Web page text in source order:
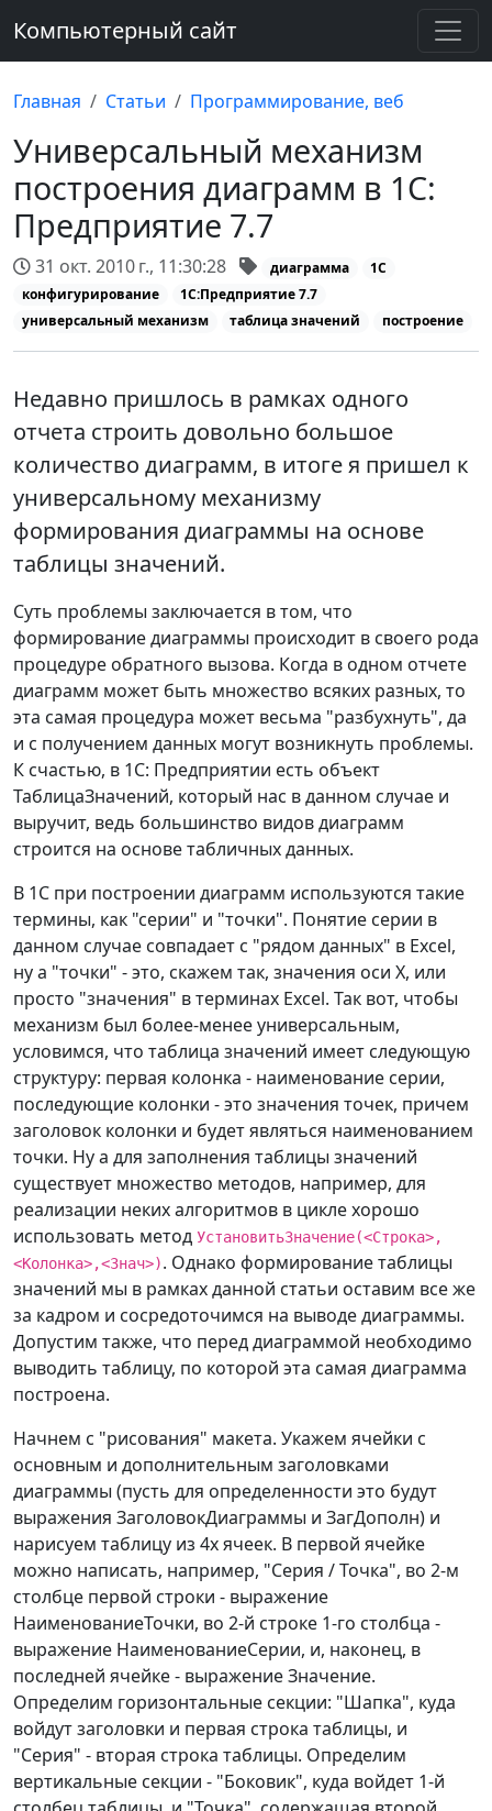
Компьютерный сайт
Главная Статьи Программирование, веб
Универсальный механизм
построения диаграмм в 1С:
Предприятие 7.7
31 окт. 2010 г., 11:30:28 диаграмма
1С
конфигурирование
1С:Предприятие 7.7
универсальный механизм
таблица значений построение
Недавно пришлось в рамках одного
отчета строить довольно большое
количество диаграмм, в итоге я пришел к
универсальному механизму
формирования диаграммы на основе
таблицы значений.
Суть проблемы заключается в том, что
формирование диаграммы происходит в своего рода
процедуре обратного вызова. Когда в одном отчете
диаграмм может быть множество всяких разных, то
эта самая процедура может весьма "разбухнуть", да
и с получением данных могут возникнуть проблемы.
К счастью, в 1С: Предприятии есть объект
ТаблицаЗначений, который нас в данном случае и
выручит, ведь большинство видов диаграмм
строится на основе табличных данных.
В 1С при построении диаграмм используются такие
термины, как "серии" и "точки". Понятие серии в
данном случае совпадает с "рядом данных" в Excel,
ну а "точки" - это, скажем так, значения оси Х, или
просто "значения" в терминах Excel. Так вот, чтобы
механизм был более-менее универсальным,
условимся, что таблица значений имеет следующую
структуру: первая колонка - наименование серии,
последующие колонки - это значения точек, причем
заголовок колонки и будет являться наименованием
точки. Ну а для заполнения таблицы значений
существует множество методов, например, для
реализации неких алгоритмов в цикле хорошо
использовать метод УстановитьЗначение(<Строка>,
<Колонка>,<Знач>). Однако формирование таблицы
значений мы в рамках данной статьи оставим все же
за кадром и сосредоточимся на выводе диаграммы.
Допустим также, что перед диаграммой необходимо
выводить таблицу, по которой эта самая диаграмма
построена.
Начнем с "рисования" макета. Укажем ячейки с
основным и дополнительным заголовками
диаграммы (пусть для определенности это будут
выражения ЗаголовокДиаграммы и ЗагДополн) и
нарисуем таблицу из 4х ячеек. В первой ячейке
можно написать, например, "Серия / Точка", во 2-м
столбце первой строки - выражение
НаименованиеТочки, во 2-й строке 1-го столбца -
выражение НаименованиеСерии, и, наконец, в
последней ячейке - выражение Значение.
Определим горизонтальные секции: "Шапка", куда
войдут заголовки и первая строка таблицы, и
"Серия" - вторая строка таблицы. Определим
вертикальные секции - "Боковик", куда войдет 1-й